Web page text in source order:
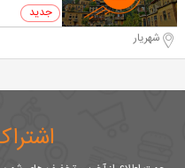
0 خرید
شهریار